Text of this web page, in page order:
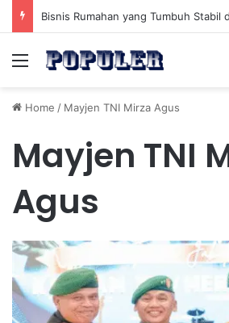
Menu
Home / Mayjen TNI Mirza Agus
Mayjen TNI
Agus